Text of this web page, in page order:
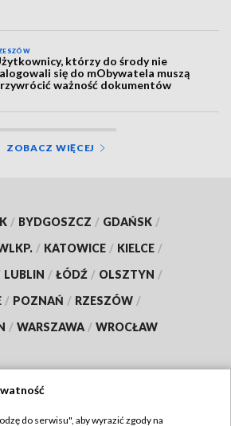
którzy do środy nie
się do mObywatela muszą
ważność dokumentów
ZOBACZ WIĘCEJ
/ BYDGOSZCZ / GDAŃSK /
/ KATOWICE / KIELCE /
LUBLIN / ŁÓDŹ / OLSZTYN /
/ POZNAŃ / RZESZÓW /
/ WARSZAWA / WROCŁAW
do serwisu", aby wyrazić zgody na